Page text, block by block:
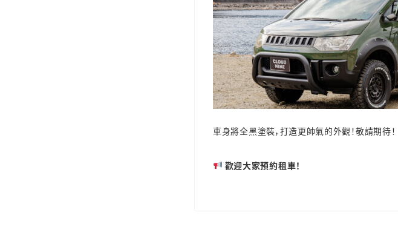
車身將全黑塗裝，打造更帥氣的外觀！敬請期待！
歡迎大家預約租車！